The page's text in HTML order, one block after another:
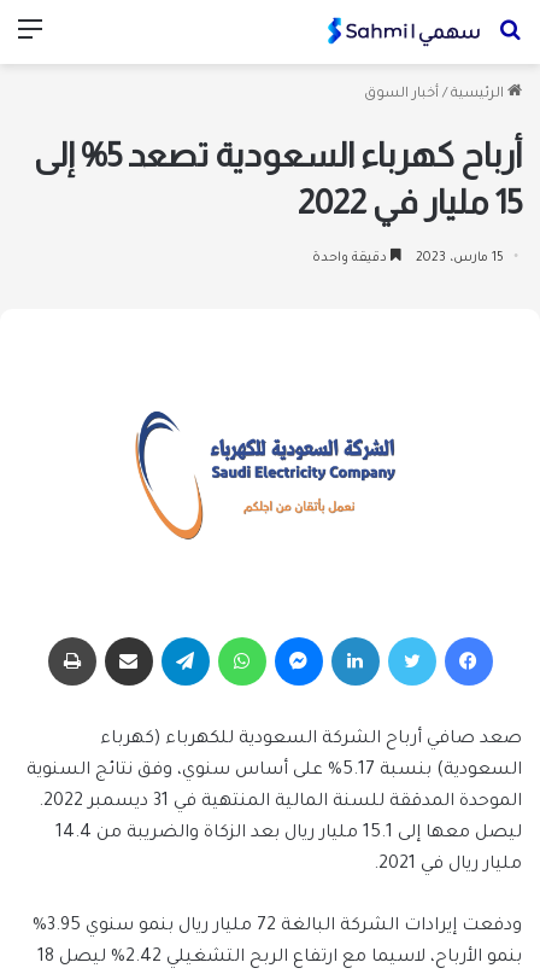
بحث
عن
الرئيسية / أخبار السوق
أرباح كهرباء السعودية تصعد 5% إلى
15 مليار في 2022
15 مارس، 2023 دقيقة واحدة
فيسبوك تويتر لينكدإن ماسنجر واتساب تيلقرام مشاركة عبر البريد
صعد صافي أرباح الشركة السعودية للكهرباء (كهرباء
السعودية) بنسبة 5.17% على أساس سنوي، وفق نتائج السنوية
الموحدة المدققة للسنة المالية المنتهية في 31 ديسمبر 2022.
ليصل معها إلى 15.1 مليار ريال بعد الزكاة والضريبة من 14.4
مليار ريال في 2021.
ودفعت إيرادات الشركة البالغة 72 مليار ريال بنمو سنوي 3.95%
بنمو الأرباح، لاسيما مع ارتفاع الربح التشغيلي 2.42% ليصل 18